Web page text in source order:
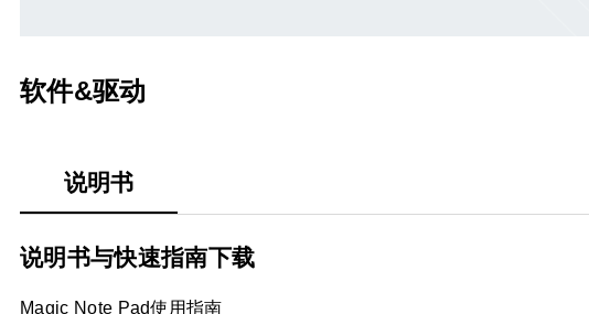
软件&驱动
说明书
说明书与快速指南下载
Magic Note Pad使用指南